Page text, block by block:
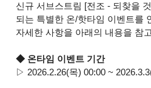
신규 서브스트림 [전조 - 되찾을
되는 특별한 온/핫타임 이벤트를
자세한 사항을 아래의 내용을 참
◆ 온타임 이벤트 기간
▷ 2026.2.26(목) 00:00 ~